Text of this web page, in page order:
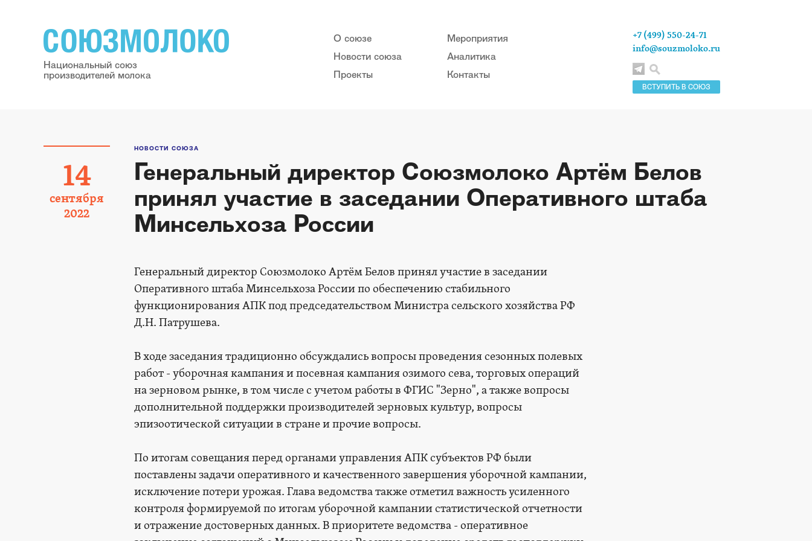
Национальный союз
производителей молока
О союзе
Новости союза
Проекты
Мероприятия
Аналитика
Контакты
ВСТУПИТЬ В СОЮЗ
+7 (499) 550-24-71
info@souzmoloko.ru
14
сентября
2022
НОВОСТИ СОЮЗА
Генеральный директор Союзмолоко Артём Белов
принял участие в заседании Оперативного штаба
Минсельхоза России
Генеральный директор Союзмолоко Артём Белов принял участие в заседании
Оперативного штаба Минсельхоза России по обеспечению стабильного
функционирования АПК под председательством Министра сельского хозяйства РФ
Д.Н. Патрушева.
В ходе заседания традиционно обсуждались вопросы проведения сезонных полевых
работ - уборочная кампания и посевная кампания озимого сева, торговых операций
на зерновом рынке, в том числе с учетом работы в ФГИС "Зерно", а также вопросы
дополнительной поддержки производителей зерновых культур, вопросы
эпизоотической ситуации в стране и прочие вопросы.
По итогам совещания перед органами управления АПК субъектов РФ были
поставлены задачи оперативного и качественного завершения уборочной кампании,
исключение потери урожая. Глава ведомства также отметил важность усиленного
контроля формируемой по итогам уборочной кампании статистической отчетности
и отражение достоверных данных. В приоритете ведомства - оперативное